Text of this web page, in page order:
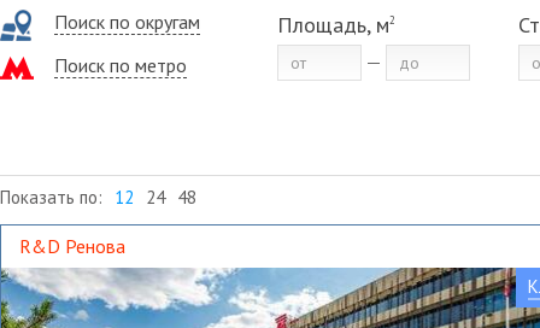
Поиск по округам
Поиск по метро
Площадь, м2
Показать по: 12 24 48
R&D Ренова